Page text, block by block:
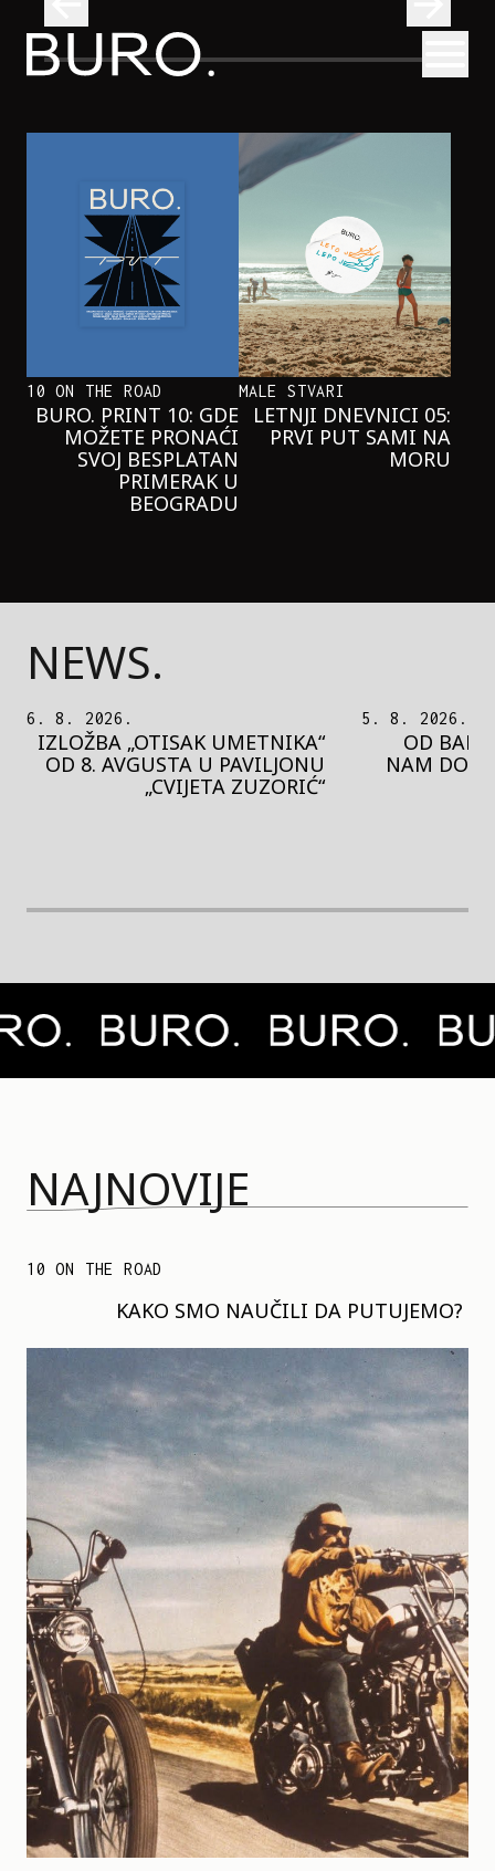
BURO.
NEOBIČNA PRIČA O BLIZNAKINJAMA
KOJE SU INSPIRISALE NOVI
HERCOGOV FILM
10 ON THE ROAD
BURO. PRINT 10: GDE
MOŽETE PRONAĆI
SVOJ BESPLATAN
PRIMERAK U
BEOGRADU
MALE STVARI
LETNJI DNEVNICI 05:
PRVI PUT SAMI NA
MORU
NEWS.
5. 8. 2026.
OD BAROKA DO REJVA: ŠTA
NAM DONOSI NOVI BUPBAP
FESTIVAL?
5. 8. 2026.
PEDJA
MOTIVE
NAJNOVIJE
10 ON THE ROAD
KAKO SMO NAUČILI DA PUTUJEMO?